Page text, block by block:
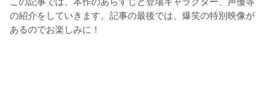
の紹介をしていきます。記事の最後では、爆笑の特別映像が
あるのでお楽しみに！